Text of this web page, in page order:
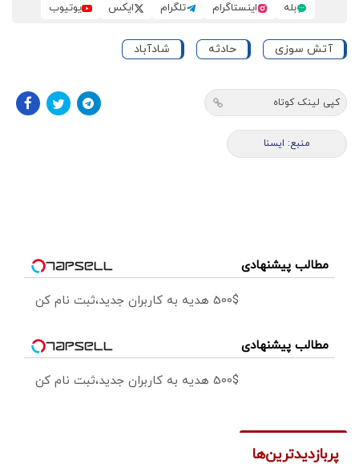
بله
اینستاگرام تلگرام ایکس یوتیوب
آتش سوزی حادثه شادآباد
کپی لینک کوتاه
منبع: ايسنا
مطالب پیشنهادی
500$ هدیه به کاربران جدید،ثبت نام کن
مطالب پیشنهادی
500$ هدیه به کاربران جدید،ثبت نام کن
پربازدیدترین‌ها